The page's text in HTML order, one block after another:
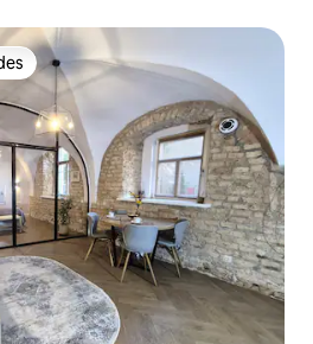
dos hóspedes